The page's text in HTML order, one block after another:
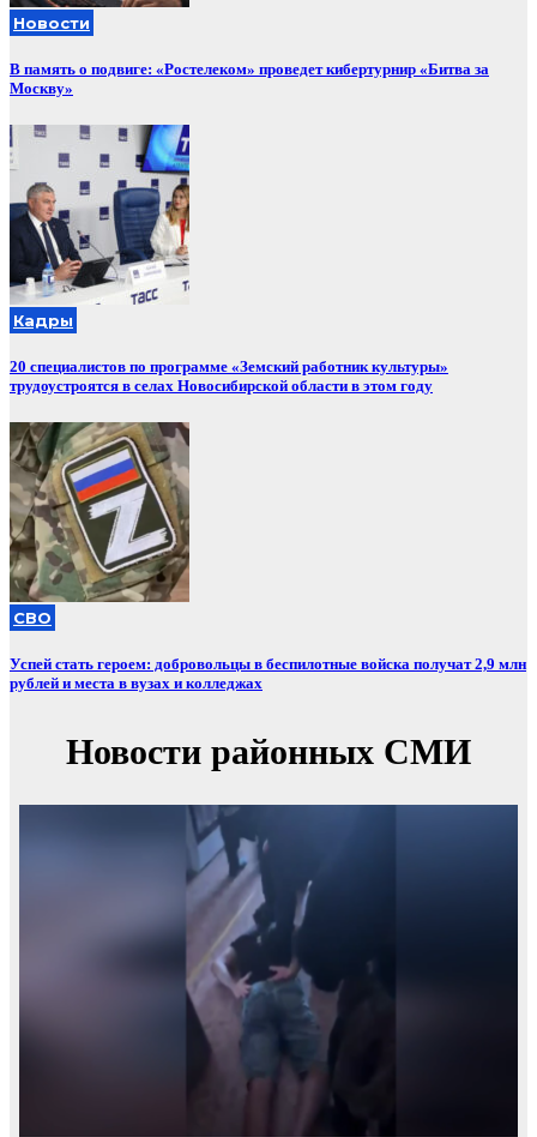
Новости
В память о подвиге: «Ростелеком» проведет кибертурнир «Битва за
Москву»
Кадры
20 специалистов по программе «Земский работник культуры»
трудоустроятся в селах Новосибирской области в этом году
СВО
Успей стать героем: добровольцы в беспилотные войска получат 2,9 млн
рублей и места в вузах и колледжах